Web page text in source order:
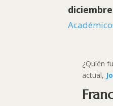
¿Quién
actual,